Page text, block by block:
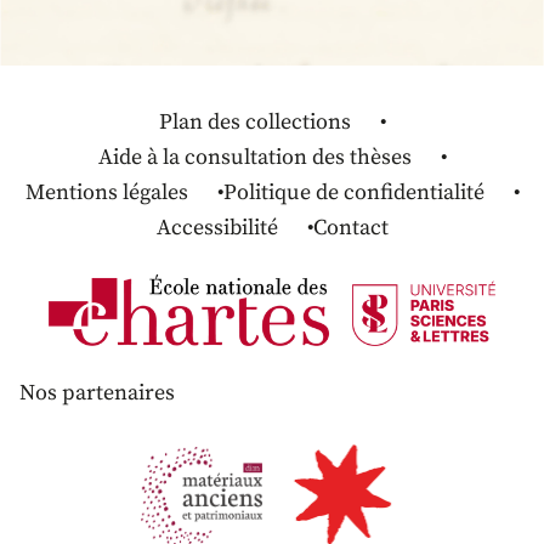
Plan des collections
Aide à la consultation des thèses
Mentions légales
Politique de confidentialité
Accessibilité
Contact
Nos partenaires